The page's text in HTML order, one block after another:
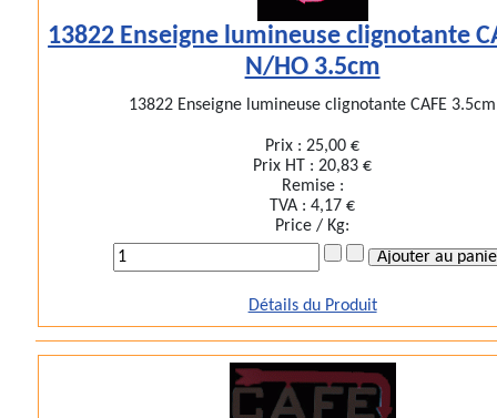
13822 Enseigne lumineuse clignotante
N/HO 3.5cm
13822 Enseigne lumineuse clignotante CAFE 3.5cm
Prix :25,00 €
Prix HT :20,83 €
Remise :
TVA :4,17 €
Price / Kg:
Détails du Produit